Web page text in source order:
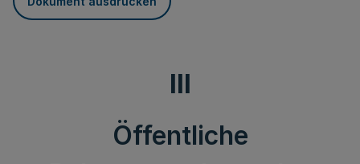
III
Öffentliche